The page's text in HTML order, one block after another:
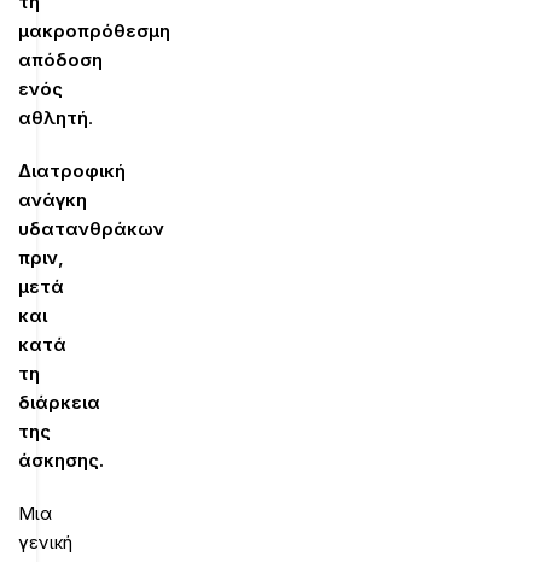
μακροπρόθεσμη
απόδοση
ενός
αθλητή.
Διατροφική
ανάγκη
υδατανθράκων
πριν,
μετά
και
κατά
τη
διάρκεια
της
άσκησης.
Μια
γενική